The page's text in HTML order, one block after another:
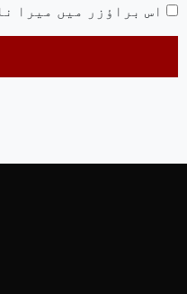
اس براؤزر میں میرا